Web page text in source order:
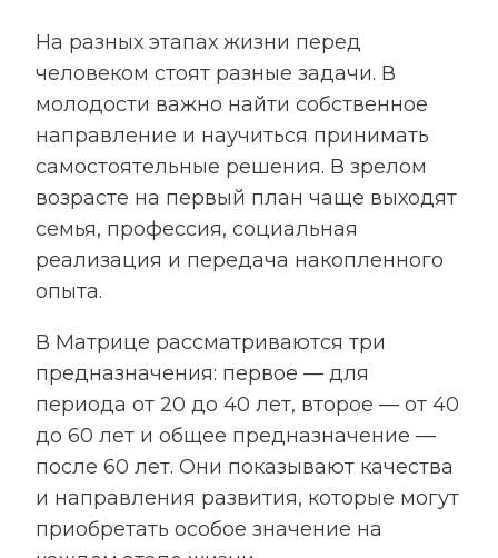
На разных этапах жизни перед
человеком стоят разные задачи. В
молодости важно найти собственное
направление и научиться принимать
самостоятельные решения. В зрелом
возрасте на первый план чаще выходят
семья, профессия, социальная
реализация и передача накопленного
опыта.
В Матрице рассматриваются три
предназначения: первое — для
периода от 20 до 40 лет, второе — от 40
до 60 лет и общее предназначение —
после 60 лет. Они показывают качества
и направления развития, которые могут
приобретать особое значение на